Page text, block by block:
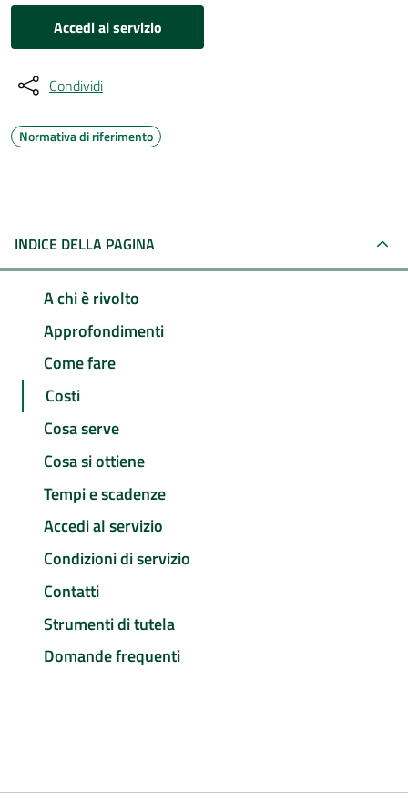
Accedi al servizio
Condividi
Normativa di riferimento
INDICE DELLA PAGINA
A chi è rivolto
Approfondimenti
Come fare
Costi
Cosa serve
Cosa si ottiene
Tempi e scadenze
Accedi al servizio
Condizioni di servizio
Contatti
Strumenti di tutela
Domande frequenti